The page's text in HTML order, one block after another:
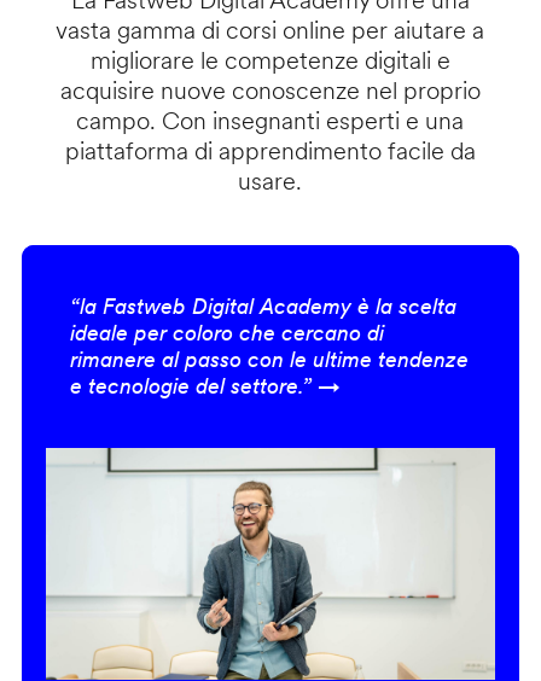
vasta gamma di corsi online per aiutare a
migliorare le competenze digitali e
acquisire nuove conoscenze nel proprio
campo. Con insegnanti esperti e una
piattaforma di apprendimento facile da
usare.
“la Fastweb Digital Academy è la scelta
ideale per coloro che cercano di
rimanere al passo con le ultime tendenze
e tecnologie del settore.” →